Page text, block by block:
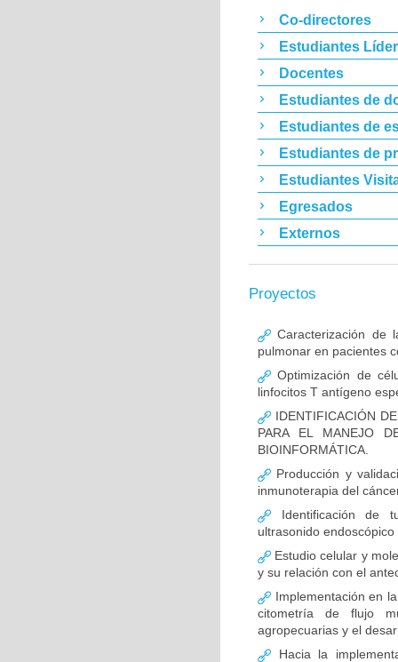
Co-directores
Estudiantes
Docentes
Estudiantes de
Estudiantes de
Estudiantes de
Estudiantes
Egresados
Externos
Proyectos
Caracterización de
pulmonar en pacientes
Optimización de
linfocitos T antígeno
IDENTIFICACIÓN
PARA EL MANEJO
BIOINFORMÁTICA.
Producción y
inmunoterapia del
Identificación de
ultrasonido endoscópico
Estudio celular y
y su relación con el
Implementación en
citometría de flujo
agropecuarias y el
Hacia la